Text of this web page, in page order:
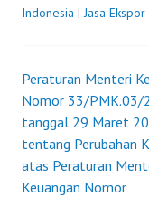
Indonesia |Jasa
Post
navigation
Peraturan Menteri
Nomor 33/PMK.03/
tanggal 29 Maret
tentang Perubahan
atas Peraturan
Keuangan Nomor